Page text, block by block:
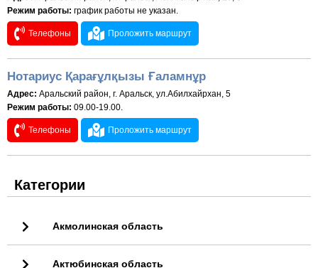
Режим работы: график работы не указан.
Телефоны Проложить маршрут
Нотариус Қарағұлқызы Ғаламнұр
Адрес: Аральский район, г. Аральск, ул.Абилхайрхан, 5
Режим работы: 09.00-19.00.
Телефоны Проложить маршрут
Категории
Акмолинская область
Актюбинская область